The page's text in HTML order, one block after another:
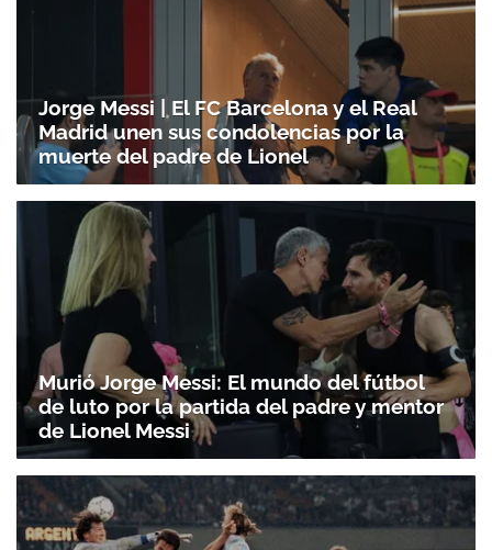
Jorge Messi | El FC Barcelona y el Real
Madrid unen sus condolencias por la
muerte del padre de Lionel
Murió Jorge Messi: El mundo del fútbol
de luto por la partida del padre y mentor
de Lionel Messi